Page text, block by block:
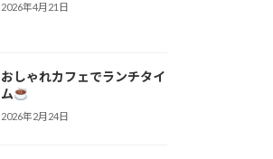
2026年4月21日
おしゃれカフェでランチタイ
ム
2026年2月24日